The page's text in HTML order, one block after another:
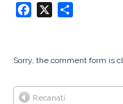
Facebook
Sorry, the comment form is
Recanati